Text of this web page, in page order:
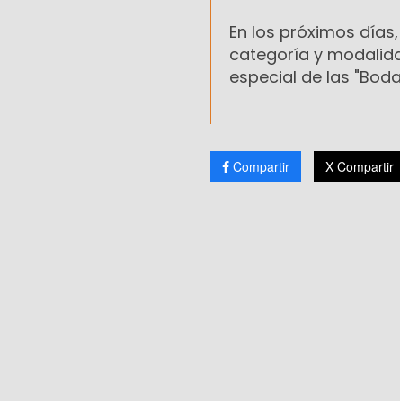
En los próximos
categoría y
especial de las
Compartir X Compartir